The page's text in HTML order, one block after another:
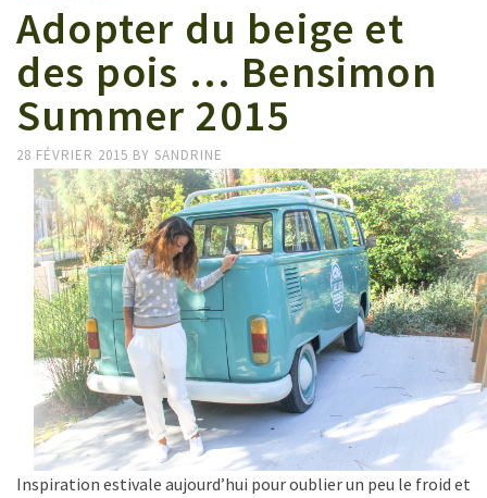
Adopter du beige et
des pois … Bensimon
Summer 2015
28 FÉVRIER 2015 BY SANDRINE
Inspiration estivale aujourd’hui pour oublier un peu le froid et